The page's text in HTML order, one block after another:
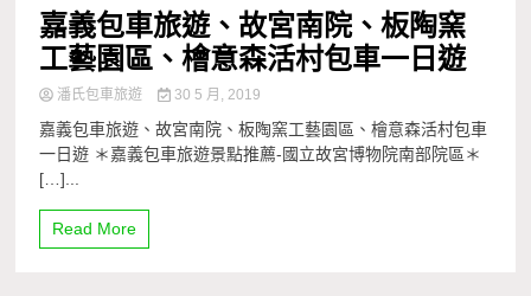
嘉義包車旅遊、故宮南院、板陶窯
工藝園區、檜意森活村包車一日遊
潘氏包車旅遊 30 5 月, 2019
嘉義包車旅遊、故宮南院、板陶窯工藝園區、檜意森活村包車
一日遊 ＊嘉義包車旅遊景點推薦-國立故宮博物院南部院區＊
[…]...
Read More